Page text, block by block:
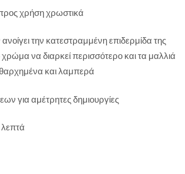
χρήση χρωστικά
την κατεστραμμένη επιδερμίδα της
χρώμα να διαρκεί περισσότερο και τα μαλλιά
και λαμπερά
για αμέτρητες δημιουργίες